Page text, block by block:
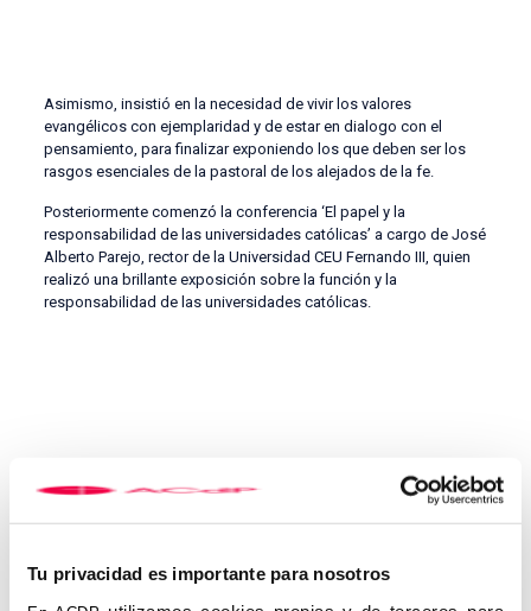
Tu privacidad es importante para nosotros
Asimismo, insistió en la necesidad de vivir los valores
evangélicos con ejemplaridad y de estar en dialogo con el
pensamiento, para finalizar exponiendo los que deben ser los
rasgos esenciales de la pastoral de los alejados de la fe.
Posteriormente comenzó la conferencia ‘El papel y la
responsabilidad de las universidades católicas’ a cargo de José
Alberto Parejo, rector de la Universidad CEU Fernando III, quien
realizó una brillante exposición sobre la función y la
responsabilidad de las universidades católicas.